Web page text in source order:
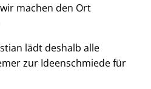
machen den Ort
lädt deshalb alle
zur Ideenschmiede für